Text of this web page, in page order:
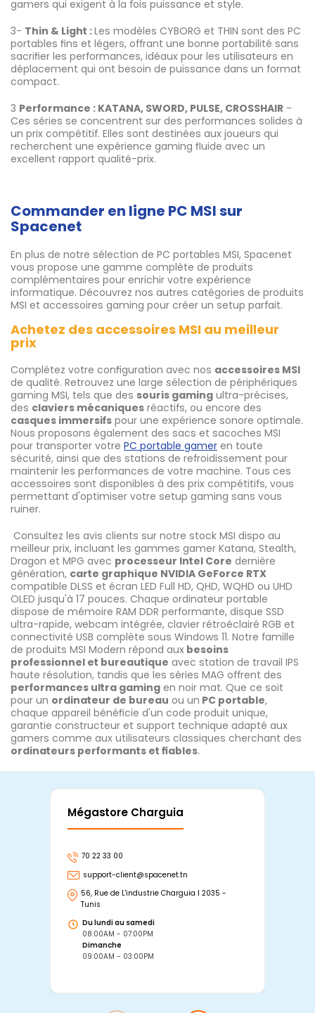
gamers qui exigent à la fois puissance et style.
3- Thin & Light :Les modèles CYBORG et THIN sont des PC
portables fins et légers, offrant une bonne portabilité sans
sacrifier les performances, idéaux pour les utilisateurs en
déplacement qui ont besoin de puissance dans un format
compact.
3 Performance : KATANA, SWORD, PULSE, CROSSHAIR -
Ces séries se concentrent sur des performances solides à
un prix compétitif. Elles sont destinées aux joueurs qui
recherchent une expérience gaming fluide avec un
excellent rapport qualité-prix.
Commander en ligne PC MSI sur
Spacenet
En plus de notre sélection de PC portables MSI, Spacenet
vous propose une gamme complète de produits
complémentaires pour enrichir votre expérience
informatique. Découvrez nos autres catégories de produits
MSI et accessoires gaming pour créer un setup parfait.
Achetez des accessoires MSI au meilleur
prix
Complétez votre configuration avec nos accessoires MSI
de qualité. Retrouvez une large sélection de périphériques
gaming MSI, tels que des souris gaming ultra-précises,
des claviers mécaniques réactifs, ou encore des
casques immersifs pour une expérience sonore optimale.
Nous proposons également des sacs et sacoches MSI
pour transporter votre PC portable gamer en toute
sécurité, ainsi que des stations de refroidissement pour
maintenir les performances de votre machine. Tous ces
accessoires sont disponibles à des prix compétitifs, vous
permettant d'optimiser votre setup gaming sans vous
ruiner.
Consultez les avis clients sur notre stock MSI dispo au
meilleur prix, incluant les gammes gamer Katana, Stealth,
Dragon et MPG avec processeur Intel Core dernière
génération, carte graphique NVIDIA GeForce RTX
compatible DLSS et écran LED Full HD, QHD, WQHD ou UHD
OLED jusqu'à 17 pouces. Chaque ordinateur portable
dispose de mémoire RAM DDR performante, disque SSD
ultra-rapide, webcam intégrée, clavier rétroéclairé RGB et
connectivité USB complète sous Windows 11. Notre famille
de produits MSI Modern répond aux besoins
professionnel et bureautique avec station de travail IPS
haute résolution, tandis que les séries MAG offrent des
performances ultra gaming en noir mat. Que ce soit
pour un ordinateur de bureau ou un PC portable,
chaque appareil bénéficie d'un code produit unique,
garantie constructeur et support technique adapté aux
gamers comme aux utilisateurs classiques cherchant des
ordinateurs performants et fiables.
Mégastore Charguia
70 22 33 00
support-client@spacenet.tn
56, Rue de L'industrie Charguia I 2035 -
Tunis
Du lundi au samedi
08:00AM - 07:00PM
Dimanche
09:00AM - 03:00PM